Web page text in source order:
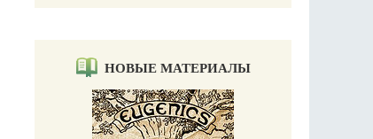
НОВЫЕ МАТЕРИАЛЫ